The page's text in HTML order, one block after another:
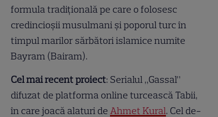
formula tradițională pe care o folosesc
credincioșii musulmani și poporul turc în
timpul marilor sărbători islamice numite
Bayram (Bairam).
Cel mai recent proiect: Serialul „Gassal”
difuzat de platforma online turcească Tabii,
în care joacă alaturi de Ahmet Kural. Cel de-